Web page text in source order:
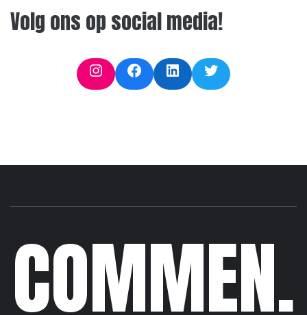
Volg ons op social media!
InstagramFacebookLinkedInTwitter
COMMEN.